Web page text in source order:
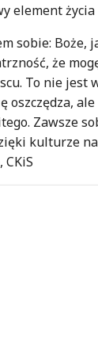
element życia
sobie: Boże,
że
To nie jest
oszczędza, ale
Zawsze
kulturze
CKiS